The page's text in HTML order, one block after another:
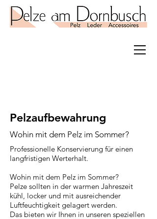
Wohin mit dem Pelz im Sommer?
Professionelle Konservierung für einen
langfristigen Werterhalt.
Wohin mit dem Pelz im Sommer?
Pelze sollten in der warmen Jahreszeit
kühl, locker und mit ausreichender
Luftfeuchtigkeit gelagert werden.
Das bieten wir Ihnen in unseren speziellen
Pelzaufbewahrung